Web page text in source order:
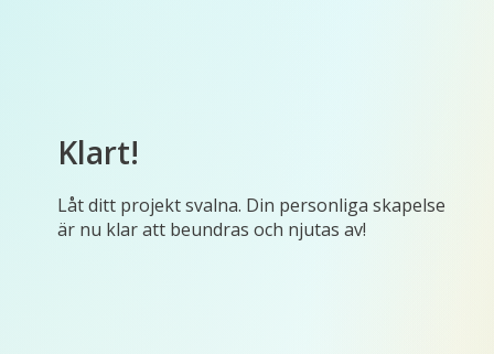
Klart!
Låt ditt projekt svalna. Din personliga skapelse
är nu klar att beundras och njutas av!